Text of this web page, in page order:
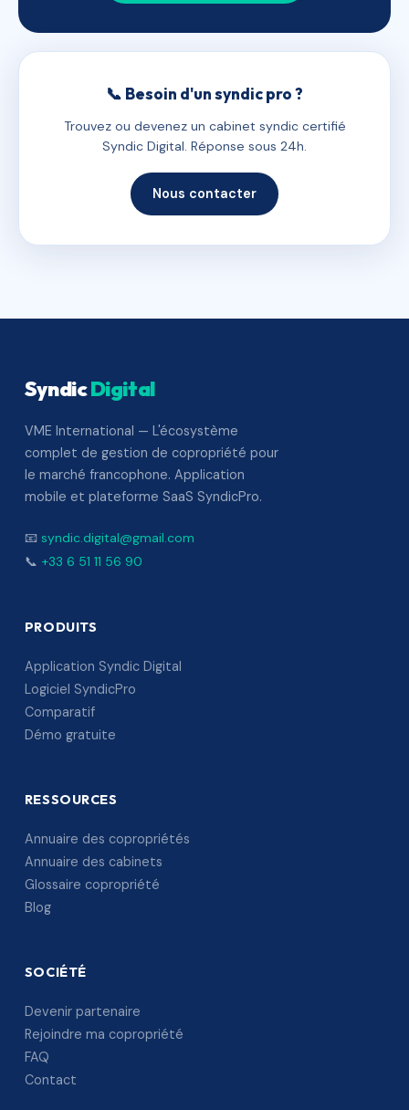
📞 Besoin d'un syndic pro ?
Trouvez ou devenez un cabinet syndic certifié
Syndic Digital. Réponse sous 24h.
Nous contacter
SyndicDigital
VME International — L'écosystème
complet de gestion de copropriété pour
le marché francophone. Application
mobile et plateforme SaaS SyndicPro.
📧 syndic.digital@gmail.com
📞 +33 6 51 11 56 90
PRODUITS
Application Syndic Digital
Logiciel SyndicPro
Comparatif
Démo gratuite
RESSOURCES
Annuaire des copropriétés
Annuaire des cabinets
Glossaire copropriété
Blog
SOCIÉTÉ
Devenir partenaire
Rejoindre ma copropriété
FAQ
Contact